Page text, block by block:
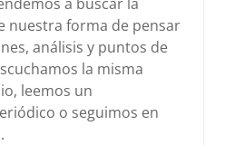
nuestra forma de pensar
análisis y puntos de
la misma
leemos un
o seguimos en